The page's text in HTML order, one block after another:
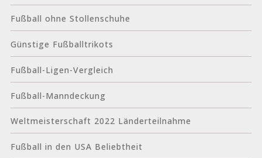
Fußball ohne Stollenschuhe
Günstige Fußballtrikots
Fußball-Ligen-Vergleich
Fußball-Manndeckung
Weltmeisterschaft 2022 Länderteilnahme
Fußball in den USA Beliebtheit